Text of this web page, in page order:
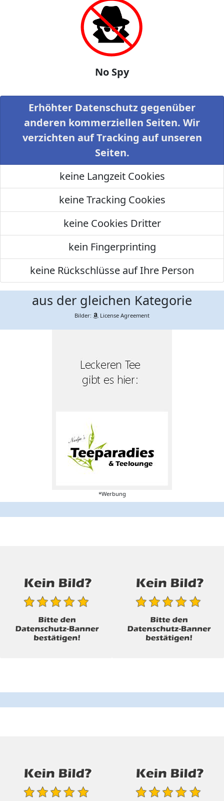
No Spy
Erhöhter Datenschutz gegenüber
anderen kommerziellen Seiten. Wir
verzichten auf Tracking auf unseren
Seiten.
keine Langzeit Cookies
keine Tracking Cookies
keine Cookies Dritter
kein Fingerprinting
keine Rückschlüsse auf Ihre Person
aus der gleichen Kategorie
Bilder: License Agreement
*Werbung